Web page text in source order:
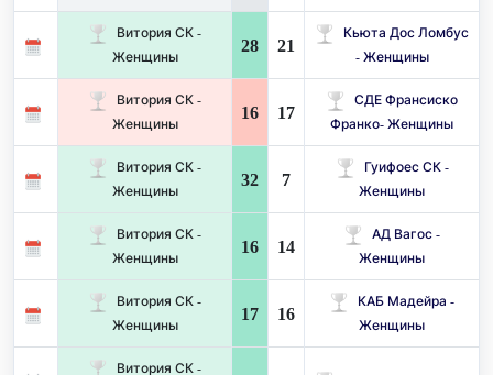
Витория СК -
Женщины
28 21
Кьюта Дос Ломбус
- Женщины
Витория СК -
Женщины
16 17
СДЕ Франсиско
Франко- Женщины
Витория СК -
Женщины
32 7
Гуифоес СК -
Женщины
Витория СК -
Женщины
16 14
АД Вагос -
Женщины
Витория СК -
Женщины
17 16
КАБ Мадейра -
Женщины
Витория СК -